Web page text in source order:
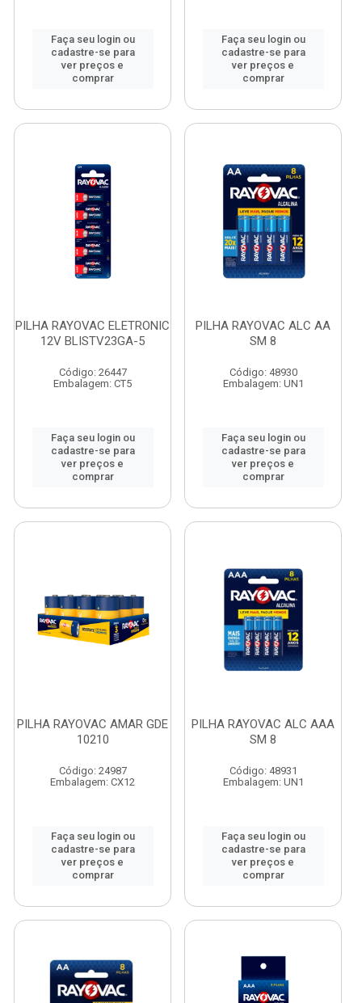
Faça seu login ou
cadastre-se para
ver preços e
comprar
Faça seu login ou
cadastre-se para
ver preços e
comprar
PILHA RAYOVAC ELETRONIC
12V BLISTV23GA-5
Código: 26447
Embalagem: CT5
Faça seu login ou
cadastre-se para
ver preços e
comprar
PILHA RAYOVAC ALC AA
SM 8
Código: 48930
Embalagem: UN1
Faça seu login ou
cadastre-se para
ver preços e
comprar
PILHA RAYOVAC AMAR GDE
10210
Código: 24987
Embalagem: CX12
Faça seu login ou
cadastre-se para
ver preços e
comprar
PILHA RAYOVAC ALC AAA
SM 8
Código: 48931
Embalagem: UN1
Faça seu login ou
cadastre-se para
ver preços e
comprar